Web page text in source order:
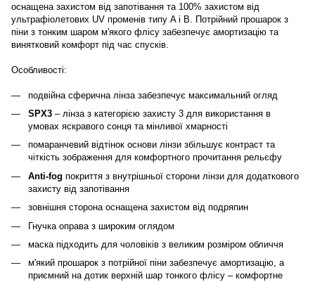
оснащена захистом від запотівання та 100% захистом від
ультрафіолетових UV променів типу A і B. Потрійний прошарок з
піни з тонким шаром м'якого флісу забезпечує амортизацію та
винятковий комфорт під час спусків.
Особливості:
подвійна сферична лінза забезпечує максимальний огляд
SPX3 – лінза з категорією захисту 3 для використання в
умовах яскравого сонця та мінливої хмарності
помаранчевий відтінок основи лінзи збільшує контраст та
чіткість зображення для комфортного прочитання рельєфу
Anti-fog покриття з внутрішньої сторони лінзи для додаткового
захисту від запотівання
зовнішня сторона оснащена захистом від подряпин
Гнучка оправа з широким оглядом
маска підходить для чоловіків з великим розміром обличчя
м'який прошарок з потрійної піни забезпечує амортизацію, а
приємний на дотик верхній шар тонкого флісу – комфортне